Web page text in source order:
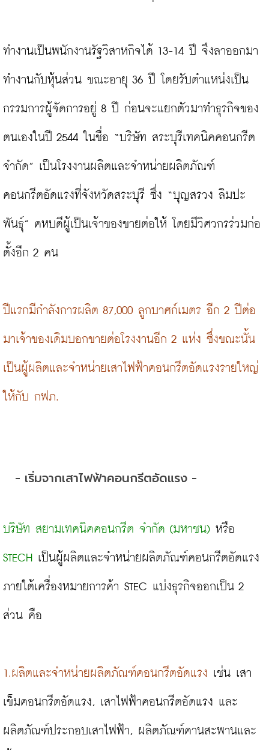
ทำงานเป็นพนักงานรัฐวิสาหกิจได้ 13-14 ปี จึงลาออกมา
ทำงานกับหุ้นส่วน ขณะอายุ 36 ปี โดยรับตำแหน่งเป็น
กรรมการผู้จัดการอยู่ 8 ปี ก่อนจะแยกตัวมาทำธุรกิจของ
ตนเองในปี 2544 ในชื่อ “บริษัท สระบุรีเทคนิคคอนกรีต
จำกัด” เป็นโรงงานผลิตและจำหน่ายผลิตภัณฑ์
คอนกรีตอัดแรงที่จังหวัดสระบุรี ซึ่ง “บุญสรวง ลิมปะ
พันธุ์” คหบดีผู้เป็นเจ้าของขายต่อให้ โดยมีวิศวกรร่วมก่อ
ตั้งอีก 2 คน
ปีแรกมีกำลังการผลิต 87,000 ลูกบาศก์เมตร อีก 2 ปีต่อ
มาเจ้าของเดิมบอกขายต่อโรงงานอีก 2 แห่ง ซึ่งขณะนั้น
เป็นผู้ผลิตและจำหน่ายเสาไฟฟ้าคอนกรีตอัดแรงรายใหญ่
ให้กับ กฟภ.
- เริ่มจากเสาไฟฟ้าคอนกรีตอัดแรง -
บริษัท สยามเทคนิคคอนกรีต จำกัด (มหาชน)
STECH เป็นผู้ผลิตและจำหน่ายผลิตภัณฑ์คอนกรีตอัดแรง
ภายใต้เครื่องหมายการค้า STEC แบ่งธุรกิจออกเป็น 2
ส่วน คือ
1.ผลิตและจำหน่ายผลิตภัณฑ์คอนกรีตอัดแรง เช่น เสา
เข็มคอนกรีตอัดแรง, เสาไฟฟ้าคอนกรีตอัดแรง และ
ผลิตภัณฑ์ประกอบเสาไฟฟ้า, ผลิตภัณฑ์คานสะพานและ